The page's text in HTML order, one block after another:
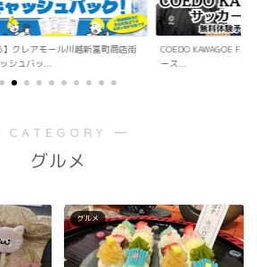
KAWAGOE F.Cが小学生向けサッカ
「Sky Walker 7058」
内ア...
―
グルメ
グルメ